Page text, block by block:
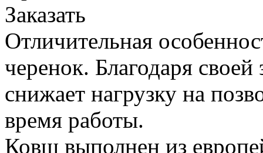
Заказать
Отличительная
черенок. Благодаря
снижает нагрузку на
время работы.
Ковш выполнен из